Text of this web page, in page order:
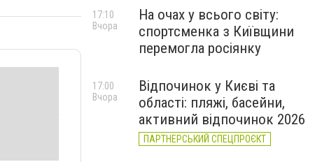
На очах у всього світу:
спортсменка з Київщини
перемогла росіянку
17:10
Вчора
Відпочинок у Києві та
області: пляжі, басейни,
активний відпочинок 2026
ПАРТНЕРСЬКИЙ СПЕЦПРОЄКТ
17:00
Вчора